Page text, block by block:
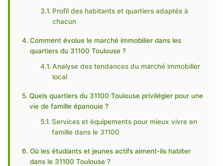
Profil des habitants et quartiers adaptés à
chacun
Comment évolue le marché immobilier dans les
quartiers du 31100 Toulouse ?
Analyse des tendances du marché immobilier
local
Quels quartiers du 31100 Toulouse privilégier pour une
vie de famille épanouie ?
Services et équipements pour mieux vivre en
famille dans le 31100
Où les étudiants et jeunes actifs aiment-ils habiter
dans le 31100 Toulouse ?